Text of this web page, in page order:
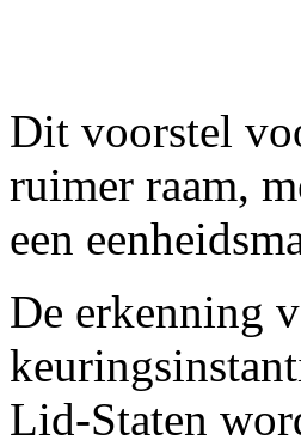
Dit voorstel
ruimer raam,
een
De erkenning
Lid-Staten